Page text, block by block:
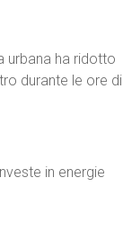
urbana ha ridotto
durante le ore di
in energie